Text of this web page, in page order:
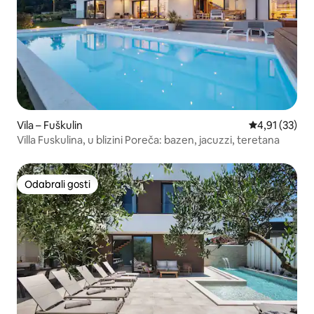
Vila – Fuškulin Prosječna
4,91 (33)
Villa Fuskulina, u blizini Poreča: bazen, jacuzzi, teretana
Odabrali gosti
Odabrali gosti